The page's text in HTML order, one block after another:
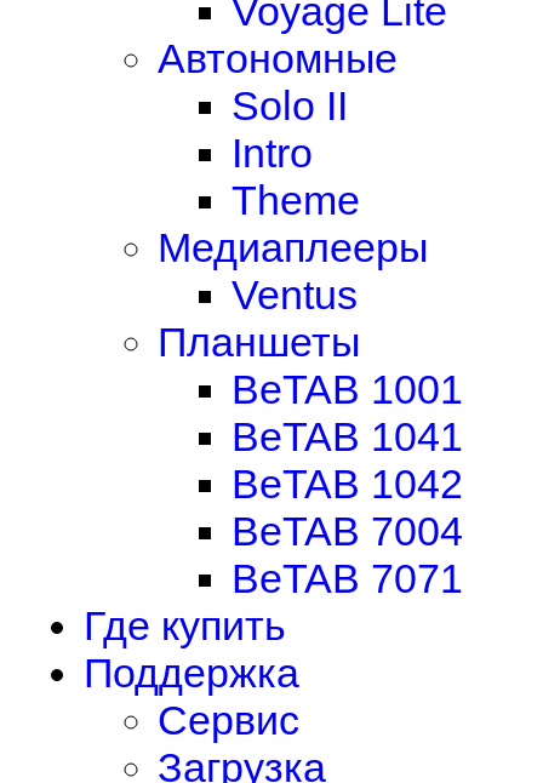
Voyage Lite
Автономные
Solo II
Intro
Theme
Медиаплееры
Ventus
Планшеты
BeTAB 1001
BeTAB 1041
BeTAB 1042
BeTAB 7004
BeTAB 7071
Где купить
Поддержка
Сервис
Загрузка